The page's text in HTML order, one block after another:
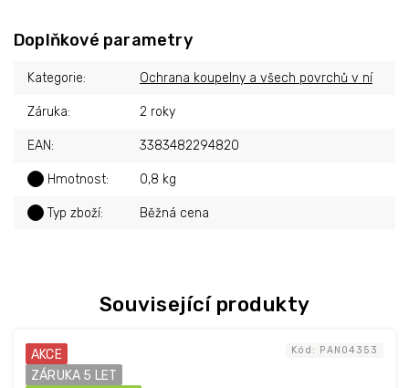
Související produkty
AKCE
ZÁRUKA 5 LET
Kód: PAN04353
Doplňkové parametry
Kategorie: Ochrana koupelny a všech povrchů v ní
Záruka: 2 roky
EAN: 3383482294820
Hmotnost: 0,8 kg
Typ zboží: Běžná cena